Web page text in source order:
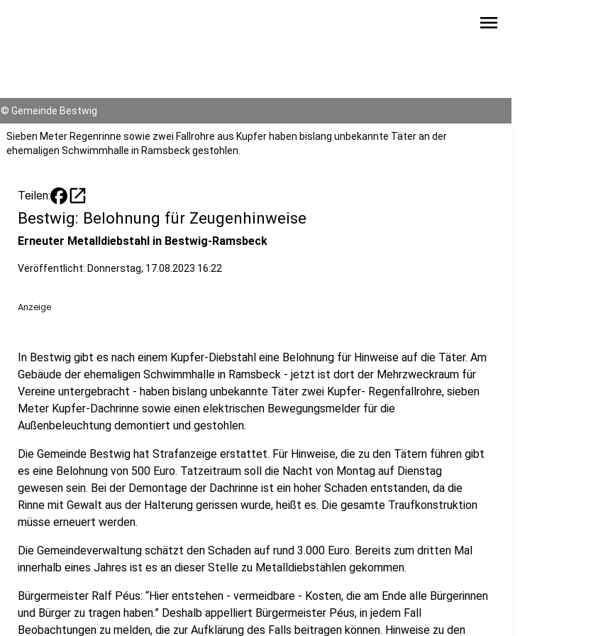
menu
© Gemeinde Bestwig
Sieben Meter Regenrinne sowie zwei Fallrohre aus Kupfer haben bislang unbekannte Täter an der
ehemaligen Schwimmhalle in Ramsbeck gestohlen.
Teilen: open_in_new
Bestwig: Belohnung für Zeugenhinweise
Erneuter Metalldiebstahl in Bestwig-Ramsbeck
Veröffentlicht: Donnerstag, 17.08.2023 16:22
Anzeige
In Bestwig gibt es nach einem Kupfer-Diebstahl eine Belohnung für Hinweise auf die Täter. Am
Gebäude der ehemaligen Schwimmhalle in Ramsbeck - jetzt ist dort der Mehrzweckraum für
Vereine untergebracht - haben bislang unbekannte Täter zwei Kupfer- Regenfallrohre, sieben
Meter Kupfer-Dachrinne sowie einen elektrischen Bewegungsmelder für die
Außenbeleuchtung demontiert und gestohlen.
Die Gemeinde Bestwig hat Strafanzeige erstattet. Für Hinweise, die zu den Tätern führen gibt
es eine Belohnung von 500 Euro. Tatzeitraum soll die Nacht von Montag auf Dienstag
gewesen sein. Bei der Demontage der Dachrinne ist ein hoher Schaden entstanden, da die
Rinne mit Gewalt aus der Halterung gerissen wurde, heißt es. Die gesamte Traufkonstruktion
müsse erneuert werden.
Die Gemeindeverwaltung schätzt den Schaden auf rund 3.000 Euro. Bereits zum dritten Mal
innerhalb eines Jahres ist es an dieser Stelle zu Metalldiebstählen gekommen.
Bürgermeister Ralf Péus: “Hier entstehen - vermeidbare - Kosten, die am Ende alle Bürgerinnen
und Bürger zu tragen haben.” Deshalb appelliert Bürgermeister Péus, in jedem Fall
Beobachtungen zu melden, die zur Aufklärung des Falls beitragen können. Hinweise zu den